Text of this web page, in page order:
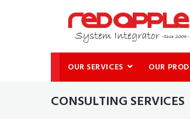
OUR SERVICES OUR
CONSULTING SERVICES